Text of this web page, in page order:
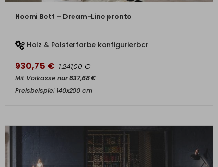
ZUM PRODUKT
Noemi Bett – Dream-Line pronto
Holz & Polsterfarbe konfigurierbar
930,75 € 1.241,00€
Mit Vorkasse nur837,68€
Preisbeispiel 140x200 cm